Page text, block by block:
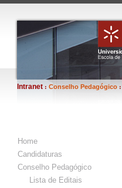
Intranet : Conselho Pedagógico :
Home
Candidaturas
Conselho Pedagógico
Lista de Editais